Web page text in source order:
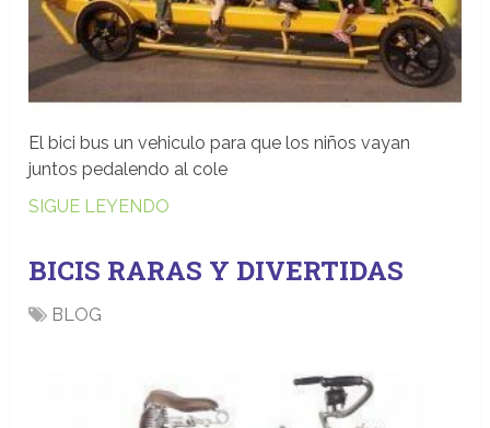
El bici bus un vehiculo para que los niños vayan
juntos pedalendo al cole
SIGUE LEYENDO
BICIS RARAS Y DIVERTIDAS
BLOG